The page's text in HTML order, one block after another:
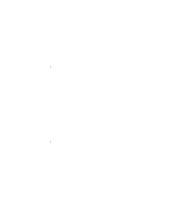
De ArmSter™ S
opbergruimte als
ontwikkeld welke een